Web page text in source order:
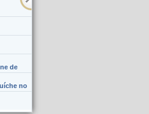
de
no